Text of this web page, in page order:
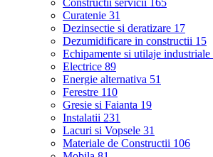
Constructii servicii 165
Curatenie 31
Dezinsectie si deratizare 17
Dezumidificare in constructii 15
Echipamente si utilaje industriale
Electrice 89
Energie alternativa 51
Ferestre 110
Gresie si Faianta 19
Instalatii 231
Lacuri si Vopsele 31
Materiale de Constructii 106